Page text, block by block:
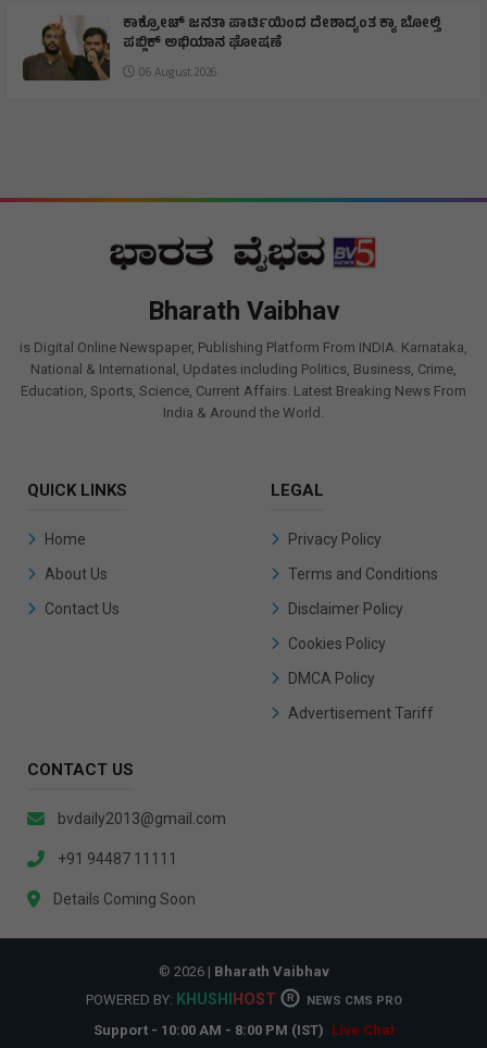
ಕಾಕ್ರೋಚ್ ಜನತಾ ಪಾರ್ಟಿಯಿಂದ ದೇಶಾದ್ಯಂತ ಕ್ಯಾ ಬೋಲ್ತಿ
ಪಬ್ಲಿಕ್ ಅಭಿಯಾನ ಘೋಷಣೆ
06 August 2026
Bharath Vaibhav
is Digital Online Newspaper, Publishing Platform From INDIA. Karnataka,
National & International, Updates including Politics, Business, Crime,
Education, Sports, Science, Current Affairs. Latest Breaking News From
India & Around the World.
QUICK LINKS
Home
About Us
Contact Us
LEGAL
Privacy Policy
Terms and Conditions
Disclaimer Policy
Cookies Policy
DMCA Policy
Advertisement Tariff
CONTACT US
bvdaily2013@gmail.com
+91 94487 11111
Details Coming Soon
© 2026 | Bharath Vaibhav
POWERED BY: KHUSHI HOST R NEWS CMS PRO
Support - 10:00 AM - 8:00 PM (IST) Live Chat